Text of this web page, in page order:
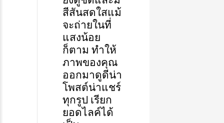
สีสันสดใสแม้
จะถ่ายในที่
แสงน้อย
ก็ตาม ทำให้
ภาพของคุณ
ออกมาดูดีน่า
โพสต์น่าแชร์
ทุกรูป เรียก
ยอดไลค์ได้